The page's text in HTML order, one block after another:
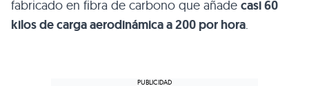
fabricado en fibra de carbono que añade casi 60
kilos de carga aerodinámica a 200 por hora.